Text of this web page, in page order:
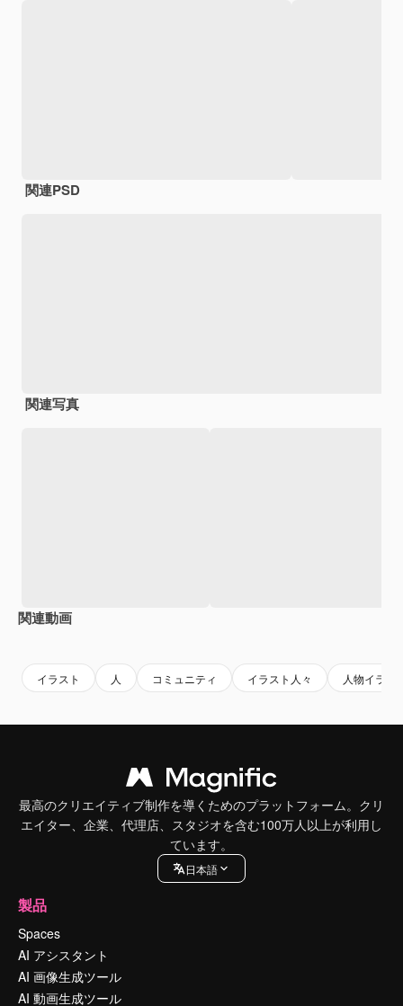
関連PSD
関連写真
関連動画
イラスト 人 コミュニティ イラスト人々 人物イラス
最高のクリエイティブ制作を導くためのプラットフォーム。クリ
エイター、企業、代理店、スタジオを含む100万人以上が利用し
ています。
日本語
製品
Spaces
AI アシスタント
AI 画像生成ツール
AI 動画生成ツール